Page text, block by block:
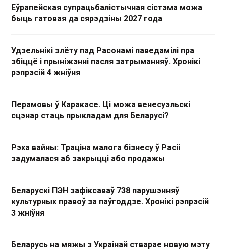
Еўрапейская супрацьбалістычная сістэма можа
быць гатовая да сярэдзіны 2027 года
Удзельнікі злёту пад Расонамі паведамілі пра
збіццё і прыніжэнні пасля затрыманняў. Хронікі
рэпрэсій 4 жніўня
Перамовы ў Каракасе. Ці можа венесуэльскі
сцэнар стаць прыкладам для Беларусі?
Рэха вайны: Траціна малога бізнесу ў Расіі
задумалася аб закрыцці або продажы
Беларускі ПЭН зафіксаваў 738 парушэнняў
культурных правоў за паўгоддзе. Хронікі рэпрэсій
3 жніўня
Беларусь на мяжы з Украінай стварае новую мэту